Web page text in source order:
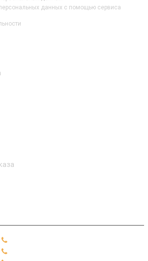
данных с помощью сервиса